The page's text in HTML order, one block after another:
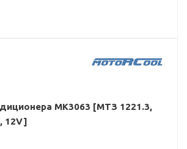
МК3063 [МТЗ 1221.3,
12V]